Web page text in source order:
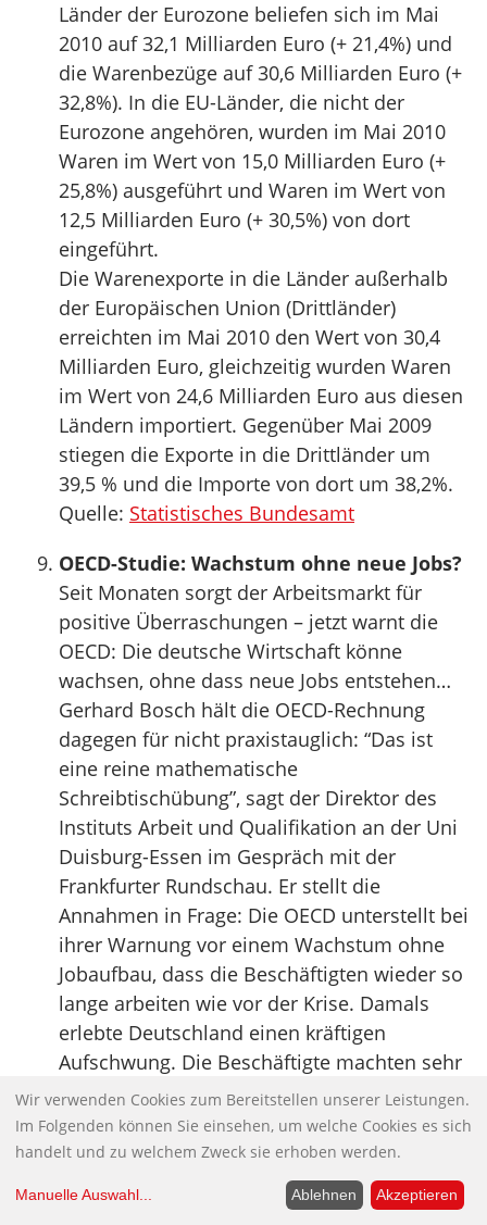
Länder der Eurozone beliefen sich im Mai
2010 auf 32,1 Milliarden Euro (+ 21,4%) und
die Warenbezüge auf 30,6 Milliarden Euro (+
32,8%). In die EU-Länder, die nicht der
Eurozone angehören, wurden im Mai 2010
Waren im Wert von 15,0 Milliarden Euro (+
25,8%) ausgeführt und Waren im Wert von
12,5 Milliarden Euro (+ 30,5%) von dort
eingeführt.
Die Warenexporte in die Länder außerhalb
der Europäischen Union (Drittländer)
erreichten im Mai 2010 den Wert von 30,4
Milliarden Euro, gleichzeitig wurden Waren
im Wert von 24,6 Milliarden Euro aus diesen
Ländern importiert. Gegenüber Mai 2009
stiegen die Exporte in die Drittländer um
39,5 % und die Importe von dort um 38,2%.
Quelle: Statistisches Bundesamt
OECD-Studie: Wachstum ohne neue Jobs?
Seit Monaten sorgt der Arbeitsmarkt für
positive Überraschungen – jetzt warnt die
OECD: Die deutsche Wirtschaft könne
wachsen, ohne dass neue Jobs entstehen…
Gerhard Bosch hält die OECD-Rechnung
dagegen für nicht praxistauglich: “Das ist
eine reine mathematische
Schreibtischübung”, sagt der Direktor des
Instituts Arbeit und Qualifikation an der Uni
Duisburg-Essen im Gespräch mit der
Frankfurter Rundschau. Er stellt die
Annahmen in Frage: Die OECD unterstellt bei
ihrer Warnung vor einem Wachstum ohne
Jobaufbau, dass die Beschäftigten wieder so
lange arbeiten wie vor der Krise. Damals
erlebte Deutschland einen kräftigen
Aufschwung. Die Beschäftigte machten sehr
viele Überstunden, die Arbeitszeitkonten
wurden immer voller. “Es gibt keinen Grund,
dass wir zu diesen sehr langen Arbeitszeiten
zurückkehren”, sagt der Duisburger
Professor. Konkret bedeutet dies: Wenn die
Wir verwenden Cookies zum Bereitstellen unserer Leistungen.
Im Folgenden können Sie einsehen, um welche Cookies es sich
handelt und zu welchem Zweck sie erhoben werden.
Manuelle Auswahl... Ablehnen Akzeptieren